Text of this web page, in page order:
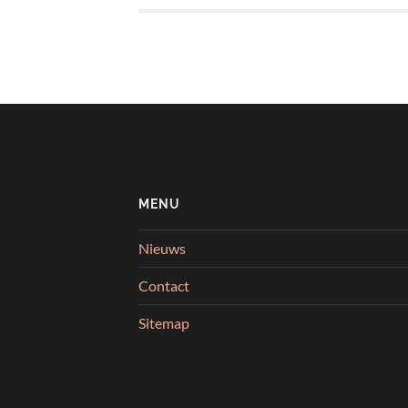
MENU
Nieuws
Contact
Sitemap